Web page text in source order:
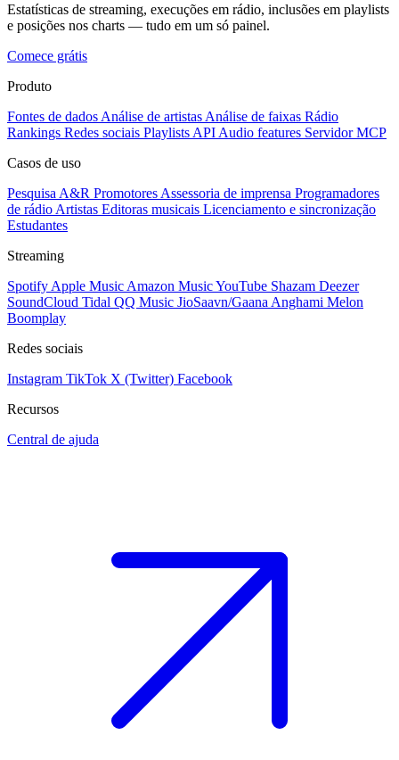
Estatísticas de streaming, execuções em rádio, inclusões em playlists
e posições nos charts — tudo em um só painel.
Comece grátis
Produto
Fontes de dados Análise de artistas Análise de faixas Rádio
Rankings Redes sociais Playlists API Audio features Servidor MCP
Casos de uso
Pesquisa A&R Promotores Assessoria de imprensa Programadores
de rádio Artistas Editoras musicais Licenciamento e sincronização
Estudantes
Streaming
Spotify Apple Music Amazon MusicYouTube Shazam Deezer
SoundCloud Tidal QQ Music JioSaavn/Gaana Anghami Melon
Boomplay
Redes sociais
Instagram TikTok X (Twitter) Facebook
Recursos
Central de ajuda